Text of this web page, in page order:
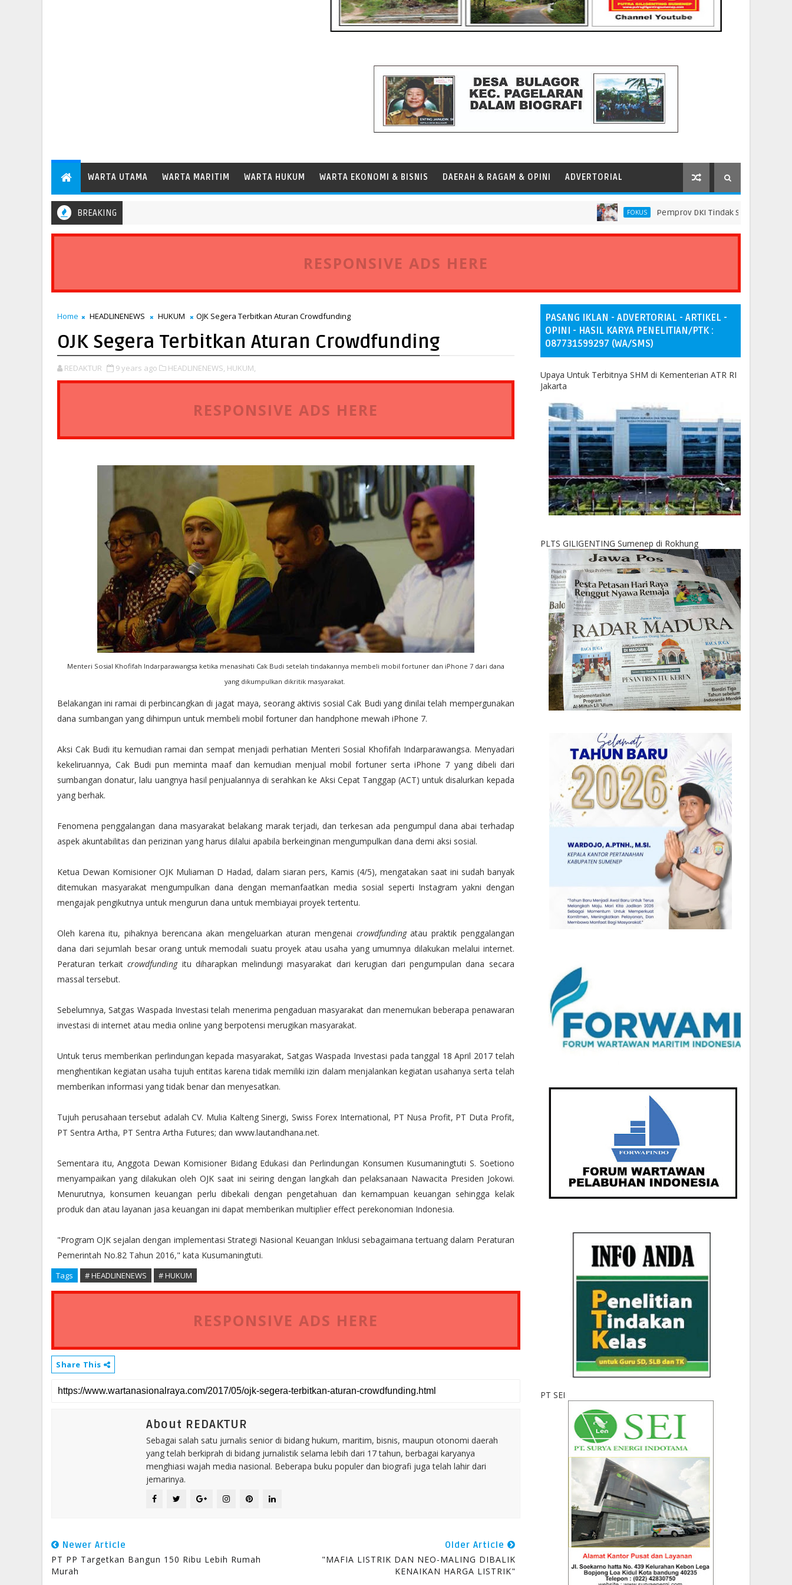
WARTA UTAMA WARTA MARITIM WARTA HUKUM WARTA EKONOMI & BISNIS DAERAH & RAGAM & OPINI ADVERTORIAL
BREAKING FOKUS Pemprov DKI Tindak Seluruh Rantai Praktik
Patimban Perdana Layani Kapal Peti Kemas Besar Kelas Panamax
RESPONSIVE ADS HERE
Home HEADLINENEWS HUKUM OJK Segera Terbitkan Aturan Crowdfunding
OJK Segera Terbitkan Aturan Crowdfunding
REDAKTUR 9 years ago HEADLINENEWS, HUKUM,
RESPONSIVE ADS HERE
Menteri Sosial Khofifah Indarparawangsa ketika menasihati Cak Budi setelah tindakannya membeli mobil fortuner dan iPhone 7 dari dana
yang dikumpulkan dikritik masyarakat.
Belakangan ini ramai di perbincangkan di jagat maya, seorang aktivis sosial Cak Budi yang dinilai telah mempergunakan
dana sumbangan yang dihimpun untuk membeli mobil fortuner dan handphone mewah iPhone 7.
Aksi Cak Budi itu kemudian ramai dan sempat menjadi perhatian Menteri Sosial Khofifah Indarparawangsa. Menyadari
kekeliruannya, Cak Budi pun meminta maaf dan kemudian menjual mobil fortuner serta iPhone 7 yang dibeli dari
sumbangan donatur, lalu uangnya hasil penjualannya di serahkan ke Aksi Cepat Tanggap (ACT) untuk disalurkan kepada
yang berhak.
Fenomena penggalangan dana masyarakat belakang marak terjadi, dan terkesan ada pengumpul dana abai terhadap
aspek akuntabilitas dan perizinan yang harus dilalui apabila berkeinginan mengumpulkan dana demi aksi sosial.
Ketua Dewan Komisioner OJK Muliaman D Hadad, dalam siaran pers, Kamis (4/5), mengatakan saat ini sudah banyak
ditemukan masyarakat mengumpulkan dana dengan memanfaatkan media sosial seperti Instagram yakni dengan
mengajak pengikutnya untuk mengurun dana untuk membiayai proyek tertentu.
Oleh karena itu, pihaknya berencana akan mengeluarkan aturan mengenai crowdfundingatau praktik penggalangan
dana dari sejumlah besar orang untuk memodali suatu proyek atau usaha yang umumnya dilakukan melalui internet.
Peraturan terkaitcrowdfunding itu diharapkan melindungi masyarakat dari kerugian dari pengumpulan dana secara
massal tersebut.
Sebelumnya, Satgas Waspada Investasi telah menerima pengaduan masyarakat dan menemukan beberapa penawaran
investasi di internet atau media online yang berpotensi merugikan masyarakat.
Untuk terus memberikan perlindungan kepada masyarakat, Satgas Waspada Investasi pada tanggal 18 April 2017 telah
menghentikan kegiatan usaha tujuh entitas karena tidak memiliki izin dalam menjalankan kegiatan usahanya serta telah
memberikan informasi yang tidak benar dan menyesatkan.
Tujuh perusahaan tersebut adalah CV. Mulia Kalteng Sinergi, Swiss Forex International, PT Nusa Profit, PT Duta Profit,
PT Sentra Artha, PT Sentra Artha Futures; dan www.lautandhana.net.
Sementara itu, Anggota Dewan Komisioner Bidang Edukasi dan Perlindungan Konsumen Kusumaningtuti S. Soetiono
menyampaikan yang dilakukan oleh OJK saat ini seiring dengan langkah dan pelaksanaan Nawacita Presiden Jokowi.
Menurutnya, konsumen keuangan perlu dibekali dengan pengetahuan dan kemampuan keuangan sehingga kelak
produk dan atau layanan jasa keuangan ini dapat memberikan multiplier effect perekonomian Indonesia.
"Program OJK sejalan dengan implementasi Strategi Nasional Keuangan Inklusi sebagaimana tertuang dalam Peraturan
Pemerintah No.82 Tahun 2016," kata Kusumaningtuti.
Tags # HEADLINENEWS # HUKUM
RESPONSIVE ADS HERE
Share This
About REDAKTUR
Sebagai salah satu jurnalis senior di bidang hukum, maritim, bisnis, maupun otonomi daerah
yang telah berkiprah di bidang jurnalistik selama lebih dari 17 tahun, berbagai karyanya
menghiasi wajah media nasional. Beberapa buku populer dan biografi juga telah lahir dari
jemarinya.
Newer Article
PT PP Targetkan Bangun 150 Ribu Lebih Rumah
Murah
Older Article
"MAFIA LISTRIK DAN NEO-MALING DIBALIK
KENAIKAN HARGA LISTRIK"
PASANG IKLAN - ADVERTORIAL - ARTIKEL -
OPINI - HASIL KARYA PENELITIAN/PTK :
087731599297 (WA/SMS)
Upaya Untuk Terbitnya SHM di Kementerian ATR RI
Jakarta
PLTS GILIGENTING Sumenep di Rokhung
PT SEI